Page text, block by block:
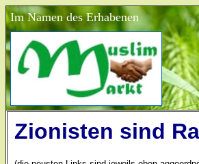
Im Namen des Erhabenen
Zionisten sind